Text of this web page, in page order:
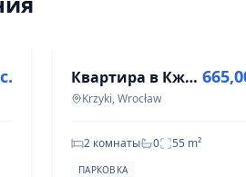
Квартира в Кжики, 2 комнаты, 55 м² на ул. Śliczna
Krzyki, Wrocław
2 комнаты 0 55 m²
ПАРКОВКА